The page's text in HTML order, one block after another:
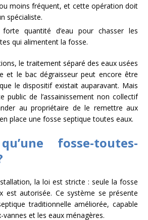
moins fréquent, et cette opération doit
spécialiste.
quantité d’eau pour chasser les
qui alimentent la fosse.
le traitement séparé des eaux usées
et le bac dégraisseur peut encore être
le dispositif existait auparavant. Mais
public de l’assainissement non collectif
au propriétaire de le remettre aux
place une fosse septique toutes eaux.
fosse-toutes-
la loi est stricte : seule la fosse
est autorisée. Ce système se présente
traditionnelle améliorée, capable
et les eaux ménagères.